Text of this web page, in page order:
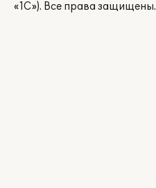
«1С»). Все права защищены.